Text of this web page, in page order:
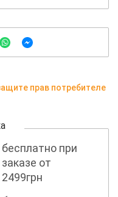
прав потребителе
бесплатно при
заказе от
2499грн